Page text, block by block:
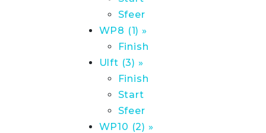
Sfeer
WP8 (1) »
Finish
Ulft (3) »
Finish
Start
Sfeer
WP10 (2) »